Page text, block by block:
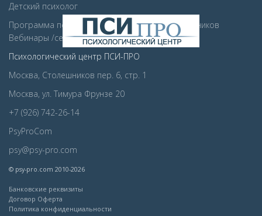
Детcкий психолог
Программа психологической поддержки сотрудников
Вебинары /семинара для компаний
Психологический центр ПСИ-ПРО
Москва, Столешников пер. 6, стр. 1
Москва, ул. Тимура Фрунзе 20
+7 (926) 742-26-14
PsyProCom
psy@psy-pro.com
© psy-pro.com 2010-2026
Банковские реквизиты
Договор Оферта
Политика конфиденциальности